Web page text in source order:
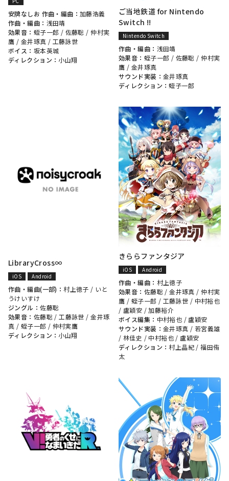
安牌なしお 作曲・編曲：加藤浩義
作曲・編曲： 浅田靖
効果音： 蛭子一郎 / 佐藤聡 /仲村実
鷹 / 金井琢真 / 工藤詠世
ボイス： 坂本英城
ディレクション： 小山翔
ご当地鉄道 for Nintendo
Switch !!
Nintendo Switch
作曲・編曲： 浅田靖
効果音： 蛭子一郎 / 佐藤聡 /仲村実
鷹 / 金井琢真
サウンド実装： 金井琢真
ディレクション：蛭子一郎
LibraryCross∞
iOS Android
作曲・編曲(一部)：村上徳子 / いと
うけいすけ
ジングル：佐藤聡
効果音： 佐藤聡/工藤詠世 /金井琢
真 / 蛭子一郎 / 仲村実鷹
ディレクション： 小山翔
きららファンタジア
iOS Android
作曲・編曲： 村上徳子
効果音： 佐藤聡/金井琢真 /仲村実
鷹 / 蛭子一郎 / 工藤詠世 / 中村裕也
/ 盧穎安 /加藤裕介
ボイス編集： 中村裕也 / 盧穎安
サウンド実装： 金井琢真 / 若宮義雄
/ 林佳史 / 中村裕也 / 盧穎安
ディレクション：村上晶紀 /福田侑
太